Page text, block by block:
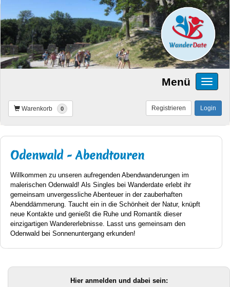
Menü
Warenkorb 0 Login
Registrieren
Odenwald - Abendtouren
Willkommen zu unseren aufregenden Abendwanderungen im
malerischen Odenwald! Als Singles bei Wanderdate erlebt ihr
gemeinsam unvergessliche Abenteuer in der zauberhaften
Abenddämmerung. Taucht ein in die Schönheit der Natur, knüpft
neue Kontakte und genießt die Ruhe und Romantik dieser
einzigartigen Wandererlebnisse. Lasst uns gemeinsam den
Odenwald bei Sonnenuntergang erkunden!
Hier anmelden und dabei sein: